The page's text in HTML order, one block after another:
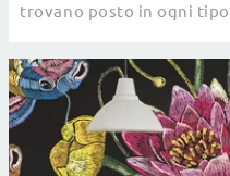
trovano posto in ogni